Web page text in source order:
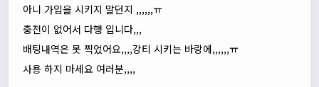
아니 가입을 시키지 말던지 ,,,,,,ㅠ
충전이 없어서 다행 입니다,,,
배팅내역은 못 찍었어요,,,,강티 시키는 바랑에,,,,,,ㅠ
사용 하지 마세요 여러분,,,,